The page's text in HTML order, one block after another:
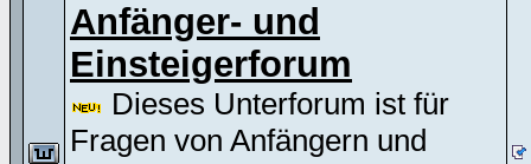
Anfänger- und
Einsteigerforum
Dieses Unterforum ist für
Fragen von Anfängern und